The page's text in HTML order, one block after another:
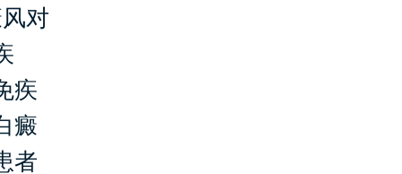
对
疾
癜
者